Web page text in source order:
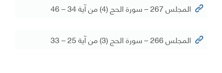
المجلس 267 – سورة الحج (4) من آية 34 – 46
المجلس 266 – سورة الحج (3) من آية 25 – 33